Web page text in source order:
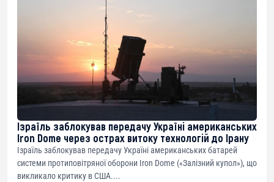
Ізраїль заблокував передачу Україні американських
Iron Dome через острах витоку технологій до Ірану
Ізраїль заблокував передачу Україні американських батарей
системи протиповітряної оборони Iron Dome («Залізний купол»), що
викликало критику в США....